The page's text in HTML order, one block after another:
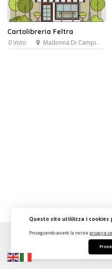
Cartolibreria Feltra
0 Voto Madonna Di Campi..
FAQ Strumenti
Questo sito utililizza i cookies
Proseguendo accetti la nostra privacy e